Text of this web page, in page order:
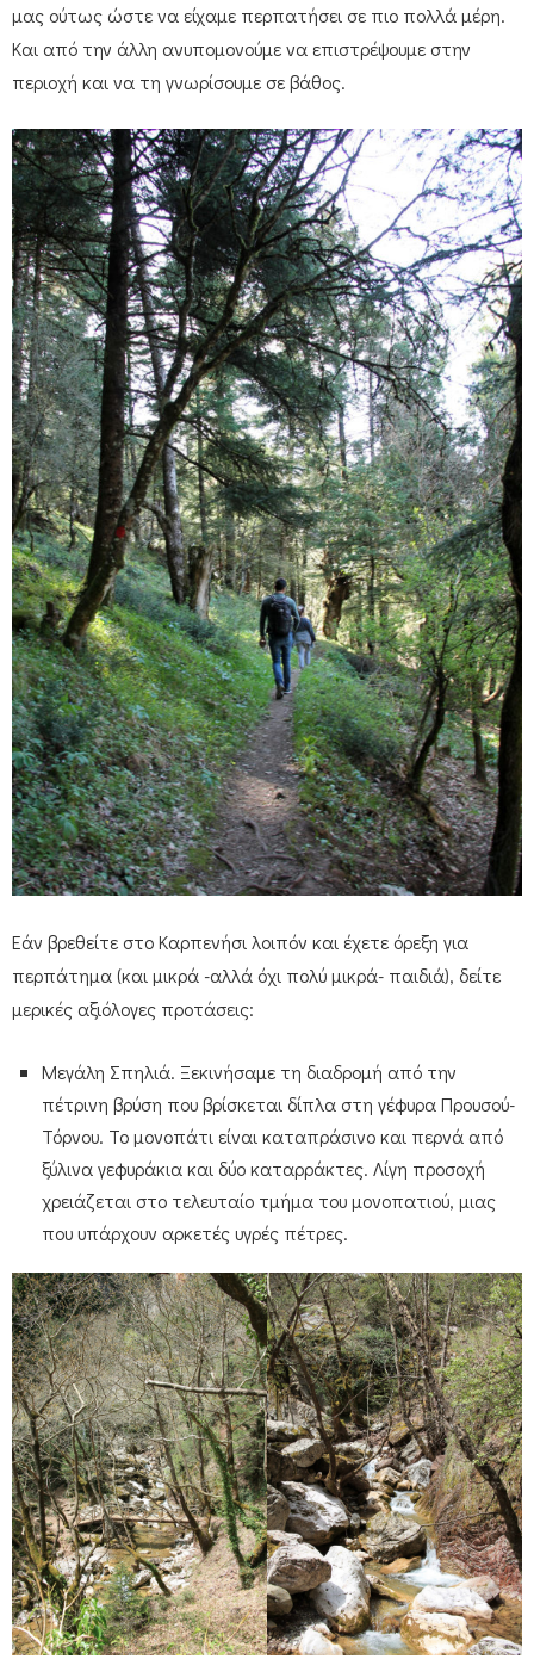
μας ούτως ώστε να είχαμε περπατήσει σε πιο πολλά μέρη.
Και από την άλλη ανυπομονούμε να επιστρέψουμε στην
περιοχή και να τη γνωρίσουμε σε βάθος.
Εάν βρεθείτε στο Καρπενήσι λοιπόν και έχετε όρεξη για
περπάτημα (και μικρά -αλλά όχι πολύ μικρά- παιδιά), δείτε
μερικές αξιόλογες προτάσεις:
Μεγάλη Σπηλιά. Ξεκινήσαμε τη διαδρομή από την
πέτρινη βρύση που βρίσκεται δίπλα στη γέφυρα Προυσού-
Τόρνου. Το μονοπάτι είναι καταπράσινο και περνά από
ξύλινα γεφυράκια και δύο καταρράκτες. Λίγη προσοχή
χρειάζεται στο τελευταίο τμήμα του μονοπατιού, μιας
που υπάρχουν αρκετές υγρές πέτρες.